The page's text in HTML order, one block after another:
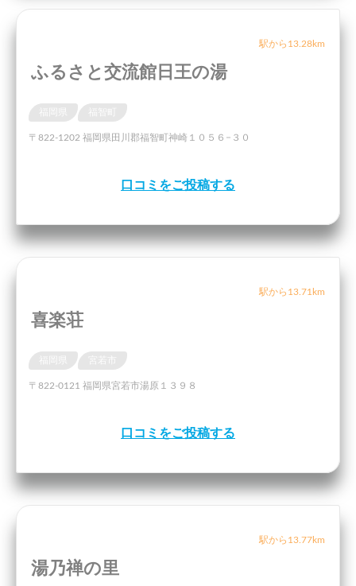
駅から13.28km
ふるさと交流館日王の湯
〒822-1202 福岡県田川郡福智町神崎１０５６−３０
口コミをご投稿する
駅から13.71km
喜楽荘
〒822-0121 福岡県宮若市湯原１３９８
口コミをご投稿する
駅から13.77km
湯乃禅の里